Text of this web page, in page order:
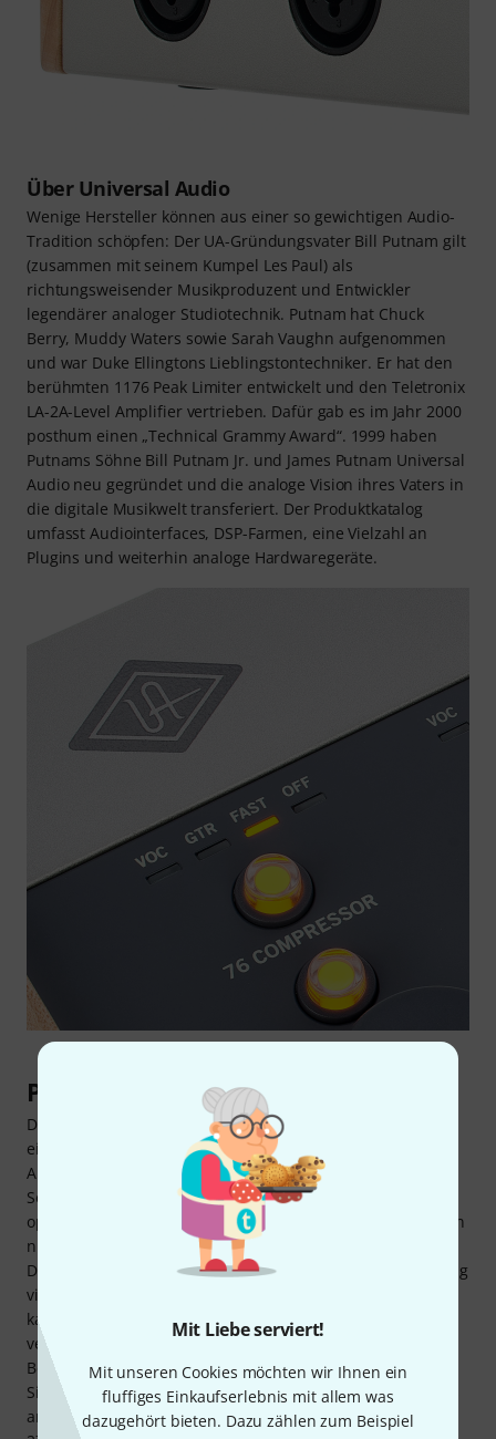
Mit Liebe serviert!
Mit unseren Cookies möchten wir Ihnen ein
fluffiges Einkaufserlebnis mit allem was
dazugehört bieten. Dazu zählen zum Beispiel
Über Universal Audio
Wenige Hersteller können aus einer so gewichtigen Audio-
Tradition schöpfen: Der UA-Gründungsvater Bill Putnam gilt
(zusammen mit seinem Kumpel Les Paul) als
richtungsweisender Musikproduzent und Entwickler
legendärer analoger Studiotechnik. Putnam hat Chuck
Berry, Muddy Waters sowie Sarah Vaughn aufgenommen
und war Duke Ellingtons Lieblingstontechniker. Er hat den
berühmten 1176 Peak Limiter entwickelt und den Teletronix
LA-2A-Level Amplifier vertrieben. Dafür gab es im Jahr 2000
posthum einen „Technical Grammy Award“. 1999 haben
Putnams Söhne Bill Putnam Jr. und James Putnam Universal
Audio neu gegründet und die analoge Vision ihres Vaters in
die digitale Musikwelt transferiert. Der Produktkatalog
umfasst Audiointerfaces, DSP-Farmen, eine Vielzahl an
Plugins und weiterhin analoge Hardwaregeräte.
Praktisch – stationär und unterwegs
Das Universal Audio Volt 276 ist wie gemacht für ein
einfaches stationäres Setup, das dennoch hohen
Ansprüchen genügt. Es ist kaum größer als eine DIN-A5-
Seite und wiegt weniger als 1kg. Deshalb ist es auch ein
optimaler Begleiter für mobile Recording-Setups, bei denen
nicht mehr als zwei Kanäle aufgezeichnet werden müssen.
Dafür ist auch praktisch, dass das Interface seine Spannung
via USB bezieht. Sollten einmal alle USB-Slots belegt sein,
kann aber auch ein optional erhältliches 5V-Netzteil
verwendet werden. Das ermöglicht auch den Standalone-
Betrieb als Mikrofonvorverstärker in einfachen Live-
Situationen. Und um den Kompressor des Audio-Interfaces
an verschiedene Signalquellen anzupassen, hält das Volt